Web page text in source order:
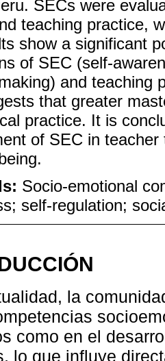
SECs were
teaching practice,
show a significant
of SEC (self-
and teaching
that greater
practice. It is
of SEC in
Socio-emotional
self-regulation;
la
como en el
lo que influye